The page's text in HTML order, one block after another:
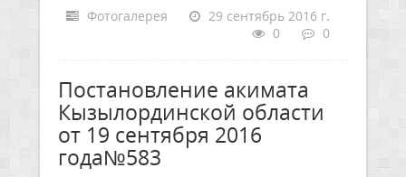
Фотогалерея
29 сентябрь 2016 г.
0
0
Постановление акимата
Кызылординской области
от 19 сентября 2016
года№583